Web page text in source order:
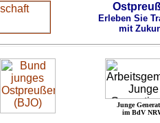
Erleben Sie
mit
Junge
im BdV